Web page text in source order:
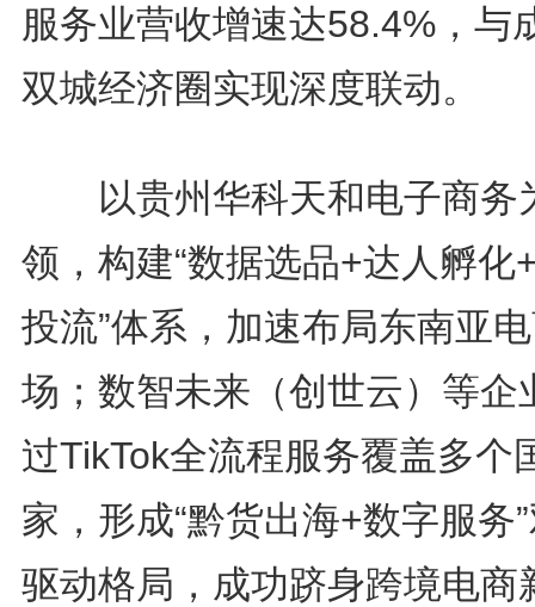
服务业营收增速达58.4%，与
双城经济圈实现深度联动。
以贵州华科天和电子商务
领，构建“数据选品+达人孵化
投流”体系，加速布局东南亚
场；数智未来（创世云）等企
过TikTok全流程服务覆盖多个
家，形成“黔货出海+数字服务
驱动格局，成功跻身跨境电商